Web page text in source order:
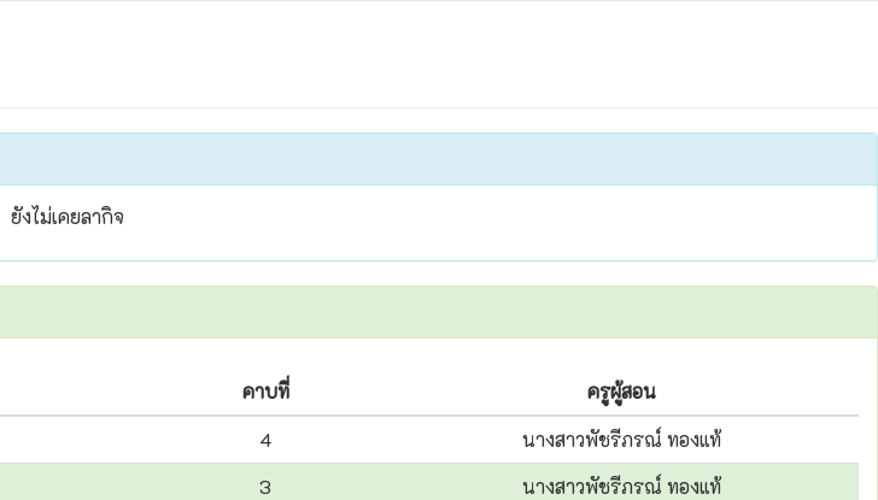
ยังไม่เคยลากิจ
คาบที่
ครูผู้สอน
4
นางสาวพัชรีภรณ์ ทองแท้
3
นางสาวพัชรีภรณ์ ทองแท้